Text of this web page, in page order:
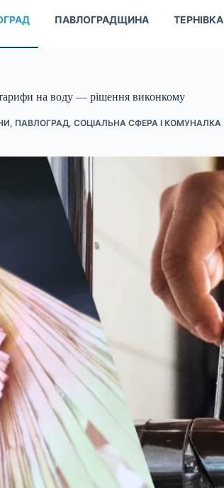
ПАВЛОГРАДЩИНА ТЕРНІВКА
на воду — рішення виконкому
, ПАВЛОГРАД, СОЦІАЛЬНА СФЕРА І КОМУНАЛКА